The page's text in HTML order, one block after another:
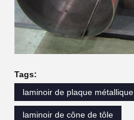
Tags:
laminoir de plaque métallique
laminoir de cône de tôle